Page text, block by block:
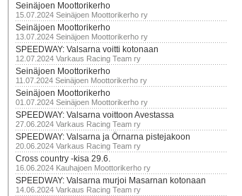
Seinäjoen Moottorikerho
15.07.2024 Seinäjoen Moottorikerho ry
Seinäjoen Moottorikerho
13.07.2024 Seinäjoen Moottorikerho ry
SPEEDWAY: Valsarna voitti kotonaan
12.07.2024 Varkaus Racing Team ry
Seinäjoen Moottorikerho
11.07.2024 Seinäjoen Moottorikerho ry
Seinäjoen Moottorikerho
01.07.2024 Seinäjoen Moottorikerho ry
SPEEDWAY: Valsarna voittoon Avestassa
27.06.2024 Varkaus Racing Team ry
SPEEDWAY: Valsarna ja Örnarna pistejakoon
20.06.2024 Varkaus Racing Team ry
Cross country -kisa 29.6.
16.06.2024 Kauhajoen Moottorikerho ry
SPEEDWAY: Valsarna murjoi Masarnan kotonaan
14.06.2024 Varkaus Racing Team ry